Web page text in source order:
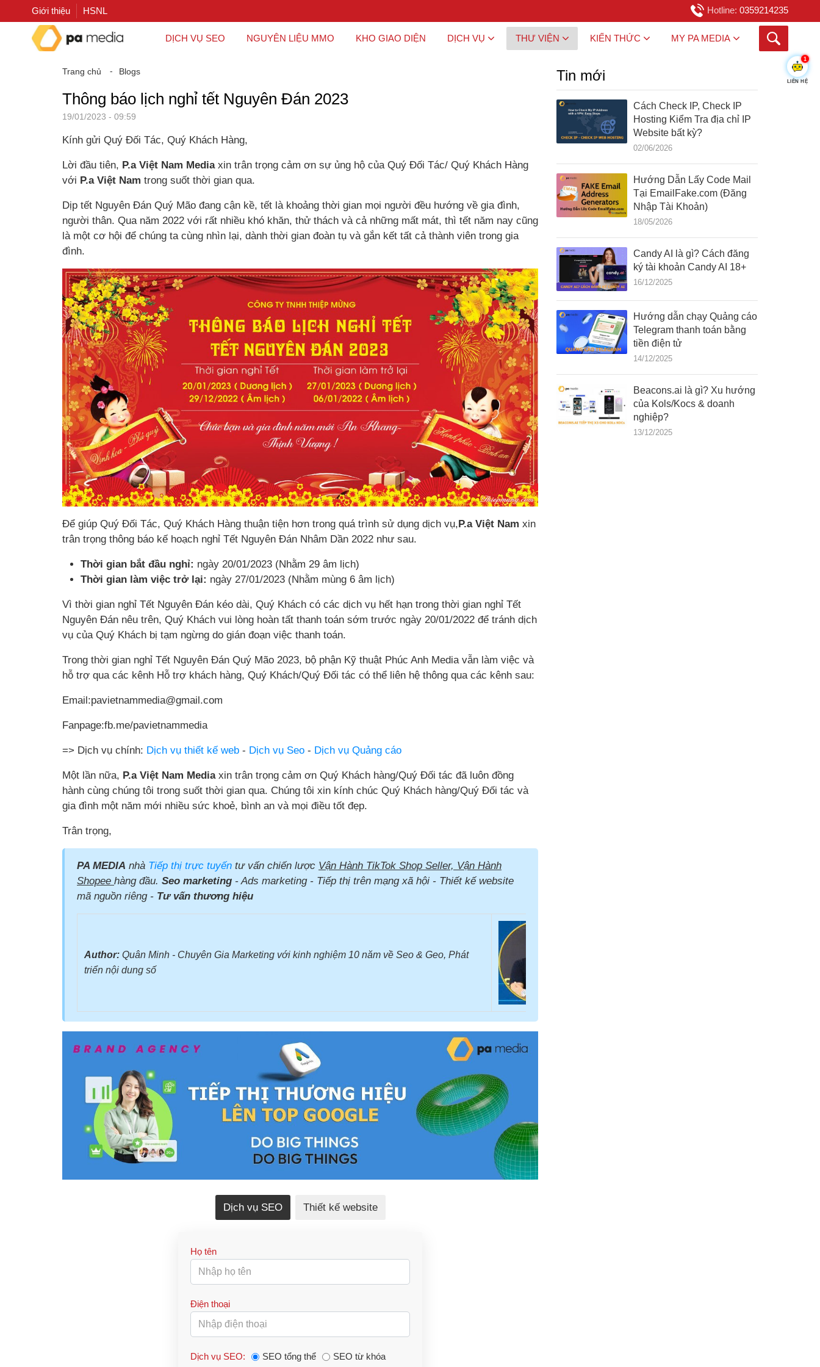
Giới thiệu HSNL Hotline: 0359214235
DỊCH VỤ SEO NGUYÊN LIỆU MMO KHO GIAO DIỆN DỊCH VỤ THƯ VIỆN KIẾN THỨC MY PA MEDIA
Trang chủ ⁃ Blogs
Thông báo lịch nghỉ tết Nguyên Đán 2023
19/01/2023 - 09:59
Kính gửi Quý Đối Tác, Quý Khách Hàng,
Lời đầu tiên, P.a Việt Nam Mediaxin trân trọng cảm ơn sự ủng hộ của Quý Đối Tác/ Quý Khách Hàng
với P.a Việt Nam trong suốt thời gian qua.
Dịp tết Nguyên Đán Quý Mão đang cận kề, tết là khoảng thời gian mọi người đều hướng về gia đình,
người thân. Qua năm 2022 với rất nhiều khó khăn, thử thách và cả những mất mát, thì tết năm nay cũng
là một cơ hội để chúng ta cùng nhìn lại, dành thời gian đoàn tụ và gắn kết tất cả thành viên trong gia
đình.
Để giúp Quý Đối Tác, Quý Khách Hàng thuận tiện hơn trong quá trình sử dụng dịch vụ,P.a Việt Nam xin
trân trọng thông báo kế hoạch nghỉ Tết Nguyên Đán Nhâm Dần 2022 như sau.
Thời gian bắt đầu nghỉ: ngày 20/01/2023 (Nhằm 29 âm lịch)
Thời gian làm việc trở lại: ngày 27/01/2023 (Nhằm mùng 6 âm lịch)
Vì thời gian nghỉ Tết Nguyên Đán kéo dài, Quý Khách có các dịch vụ hết hạn trong thời gian nghỉ Tết
Nguyên Đán nêu trên, Quý Khách vui lòng hoàn tất thanh toán sớm trước ngày 20/01/2022 để tránh dịch
vụ của Quý Khách bị tạm ngừng do gián đoạn việc thanh toán.
Trong thời gian nghỉ Tết Nguyên Đán Quý Mão 2023, bộ phận Kỹ thuật Phúc Anh Media vẫn làm việc và
hỗ trợ qua các kênh Hỗ trợ khách hàng, Quý Khách/Quý Đối tác có thể liên hệ thông qua các kênh sau:
Email:pavietnammedia@gmail.com
Fanpage:fb.me/pavietnammedia
=> Dịch vụ chính: Dịch vụ thiết kế web - Dịch vụ Seo - Dịch vụ Quảng cáo
Một lần nữa, P.a Việt Nam Mediaxin trân trọng cảm ơn Quý Khách hàng/Quý Đối tác đã luôn đồng
hành cùng chúng tôi trong suốt thời gian qua. Chúng tôi xin kính chúc Quý Khách hàng/Quý Đối tác và
gia đình một năm mới nhiều sức khoẻ, bình an và mọi điều tốt đẹp.
Trân trọng,
PA MEDIA nhà Tiếp thị trực tuyến tư vấn chiến lược Vận Hành TikTok Shop Seller, Vận Hành
Shopee hàng đầu. Seo marketing - Ads marketing - Tiếp thị trên mạng xã hội - Thiết kế website
mã nguồn riêng - Tư vấn thương hiệu
Author:Quân Minh - Chuyên Gia Marketing với kinh nghiệm 10 năm về Seo & Geo, Phát
triển nội dung số
Dịch vụ SEO Thiết kế website
Họ tên
Điện thoại
Dịch vụ SEO: SEO tổng thể SEO từ khóa
Tin mới
Cách Check IP, Check IP
Hosting Kiểm Tra địa chỉ IP
Website bất kỳ?
02/06/2026
Hướng Dẫn Lấy Code Mail
Tại EmailFake.com (Đăng
Nhập Tài Khoản)
18/05/2026
Candy AI là gì? Cách đăng
ký tài khoản Candy AI 18+
16/12/2025
Hướng dẫn chạy Quảng cáo
Telegram thanh toán bằng
tiền điện tử
14/12/2025
Beacons.ai là gì? Xu hướng
của Kols/Kocs & doanh
nghiệp?
13/12/2025
1
LIÊN HỆ